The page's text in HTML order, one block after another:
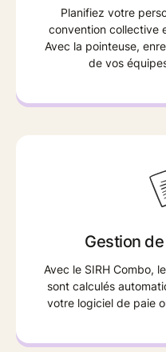
Planifiez votre
convention collective
Avec la pointeuse,
de vos
Gestion
Avec le SIRH Combo,
sont calculés
votre logiciel de paie